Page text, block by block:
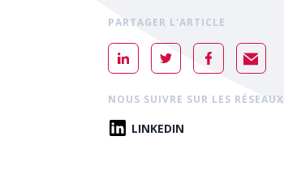
PARTAGER L'ARTICLE
NOUS SUIVRE SUR LES RÉSEAUX
LINKEDIN